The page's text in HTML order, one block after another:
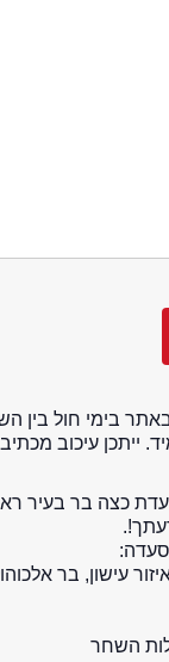
חול בין השעות 08:30 -
ייתכן עיכוב
כצה בר בעיר
עישון, בר